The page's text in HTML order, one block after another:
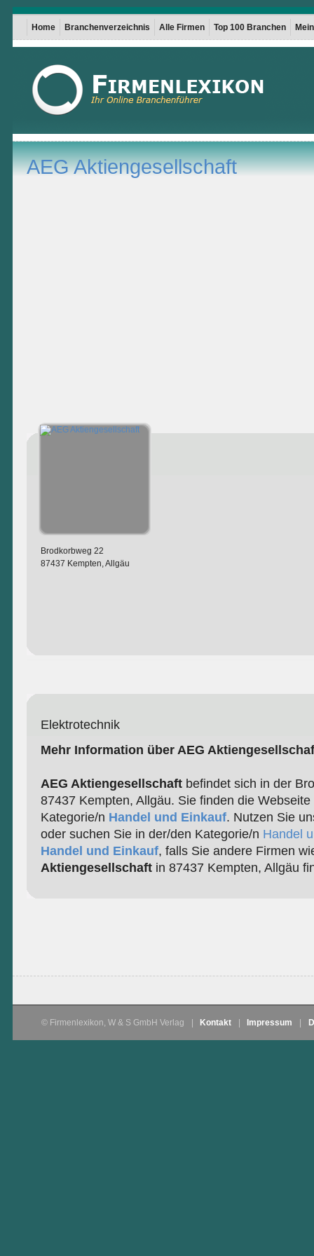
Home Branchenverzeichnis Alle Firmen Top 100 Branchen
AEG Aktiengesellschaft
Brodkorbweg 22
87437 Kempten, Allgäu
Elektrotechnik
Mehr Information über AEG
AEG Aktiengesellschaftbefindet sich in der
87437 Kempten, Allgäu. Sie finden die Webseite
Kategorie/n Handel und Einkauf. Nutzen Sie
oder suchen Sie in der/den Kategorie/n Handel
Handel und Einkauf, falls Sie andere Firmen
Aktiengesellschaftin 87437 Kempten, Allgäu
© Firmenlexikon, W & S GmbH Verlag Kontakt Impressum